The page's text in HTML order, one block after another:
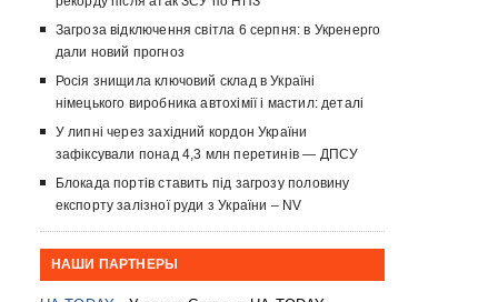
Загроза відключення світла 6 серпня: в Укренерго
дали новий прогноз
Росія знищила ключовий склад в Україні
німецького виробника автохімії і мастил: деталі
У липні через західний кордон України
зафіксували понад 4,3 млн перетинів — ДПСУ
Блокада портів ставить під загрозу половину
експорту залізної руди з України – NV
НАШИ ПАРТНЕРЫ